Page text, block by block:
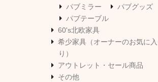
パブミラー
パブグッズ
パブテーブル
60's北欧家具
希少家具（オーナーのお気に入
り）
アウトレット・セール商品
その他